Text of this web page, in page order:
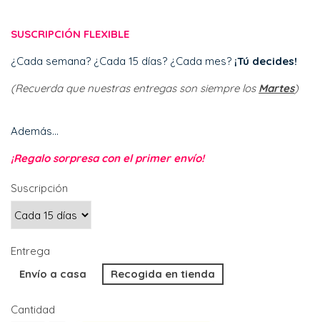
SUSCRIPCIÓN FLEXIBLE
¿Cada semana? ¿Cada 15 días? ¿Cada mes? ¡Tú decides!
(Recuerda que nuestras entregas son siempre los Martes)
Además...
¡Regalo sorpresa con el primer envío!
Suscripción
Entrega
Envío a casa
Recogida en tienda
Cantidad